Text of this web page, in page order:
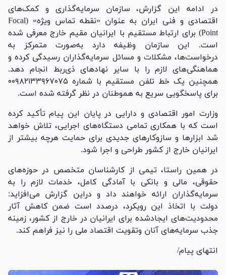
در ادامه این گزارش، سازمان سرمایه‌گذاری و کمک‌های
اقتصادی و فنی ایران به عنوان «نقطه تماس ویژه» (Focal
Point) برای ارتباط مستقیم با ایرانیان مقیم خارج معرفی شده
است. این سازمان وظیفه دارد به‌صورت متمرکز به
درخواست‌ها، مشکلات و مسائل سرمایه‌گذاران رسیدگی کرده و
هماهنگی‌های لازم را با سایر نهاد‌های ذی‌ربط انجام دهد.
همچنین یک خط تلفن مستقیم با شماره ۰۰۹۸۲۱۳۳۹۶۷۰۷۵
برای پاسخگویی سریع به هموطنان در نظر گرفته شده است.
وزارت امور اقتصادی و دارایی در پایان این پیام تأکید کرده
است که با همکاری تمامی دستگاه‌های اجرایی، تلاش خواهد
شد ابزار‌ها و سازوکار‌های جدیدی برای حمایت هرچه بیشتر از
ایرانیان خارج از کشور طراحی و اجرا شود.
در همین راستا، تیمی از کارشناسان متخصص در حوزه‌های
حقوقی، مالی و بانکی با آمادگی کامل، خدمات لازم را به
سرمایه‌گذاران ارائه خواهند داد و دراین گزارش می‌افزاید:
دولت با اتخاذ این رویکرد، درصدد است ضمن کاهش آثار
محدودیت‌های ایجادشده برای ایرانیان در خارج از کشور، زمینه
جذب سرمایه‌های آنان وتقویت اقتصاد ملی را نیز فراهم کند.
انتهای پیام/